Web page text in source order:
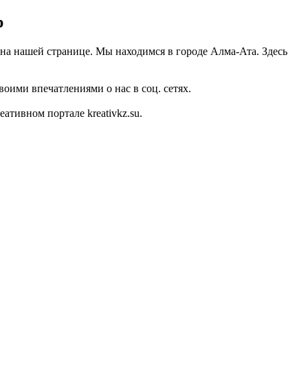
нашей странице. Мы находимся в городе Алма-Ата. Здесь
впечатлениями о нас в соц. сетях.
портале kreativkz.su.